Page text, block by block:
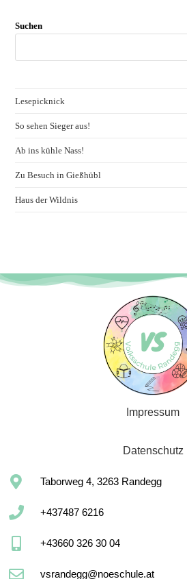
Suchen
Lesepicknick
So sehen Sieger aus!
Ab ins kühle Nass!
Zu Besuch in Gießhübl
Haus der Wildnis
Impressum
Datenschutz
Taborweg 4, 3263 Randegg
+437487 6216
+43660 326 30 04
vsrandegg@noeschule.at